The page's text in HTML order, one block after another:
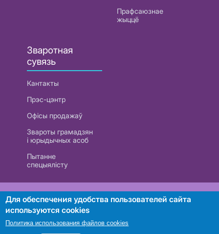
Прафсаюзнае
жыццё
Зваротная
сувязь
Кантакты
Прэс-цэнтр
Офісы продажаў
Звароты грамадзян
і юрыдычных асоб
Пытанне
спецыялісту
РУП «Белтэлекам». УНП 101007741
Для обеспечения удобства пользователей сайта
используются cookies
Политика использования файлов cookies